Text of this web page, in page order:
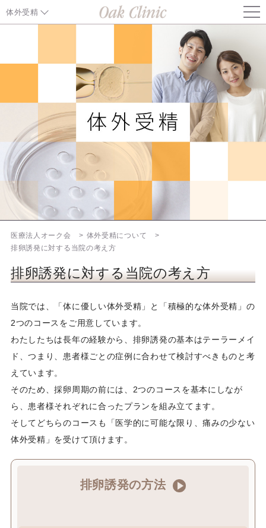
体外受精
体外受精について
体外受精の料金について
特殊技術・検査
体外受精のプロトコール
不妊の原因と治療
遺伝子検査
患者様へ
不妊治療に関するご案内
当院の施設
お知らせ・その他
妊娠された患者様へ
不妊診療特集ページ
オーク会不妊ブログ
医療法人オーク会
体外受精について
排卵誘発に対する当院の考え方
排卵誘発に対する当院の考え方
当院では、「体に優しい体外受精」と「積極的な体外受精」の
2つのコースをご用意しています。
わたしたちは長年の経験から、排卵誘発の基本はテーラーメイ
ド、つまり、患者様ごとの症例に合わせて検討すべきものと考
えています。
そのため、採卵周期の前には、2つのコースを基本にしなが
ら、患者様それぞれに合ったプランを組み立てます。
そしてどちらのコースも「医学的に可能な限り、痛みの少ない
体外受精」を受けて頂けます。
排卵誘発の方法